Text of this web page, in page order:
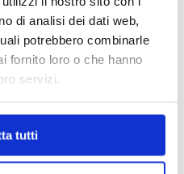
di analisi dei dati web,
potrebbero combinarle
fornito loro o che hanno
servizi.
tutti